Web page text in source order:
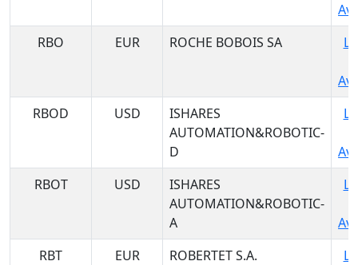
RBO
EUR ROCHE BOBOIS SA
RBOD
USD
ISHARES
AUTOMATION&ROBOTIC-
D
RBOT
USD
ISHARES
AUTOMATION&ROBOTIC-
A
RBT
EUR ROBERTET S.A.